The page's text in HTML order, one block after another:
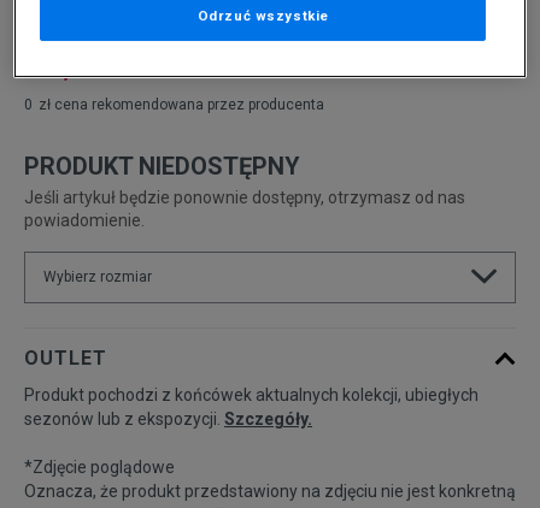
sezonów lub z ekspozycji.Szczegóły.
0 zł cena rekomendowana przez producenta
PRODUKT NIEDOSTĘPNY
Jeśli artykuł będzie ponownie dostępny, otrzymasz od nas
powiadomienie.
Wybierz rozmiar
36 23 cm Powiadom o dostępności
37 23,5 cm
OUTLET
Produkt pochodzi z końcówek aktualnych kolekcji, ubiegłych
sezonów lub z ekspozycji. Szczegóły.
*Zdjęcie poglądowe
Oznacza, że produkt przedstawiony na zdjęciu nie jest konkretną
Odrzuć wszystkie